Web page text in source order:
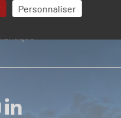
Personnaliser